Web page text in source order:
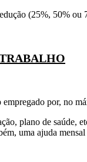
(25%, 50%
por, no
plano de saúde,
uma ajuda